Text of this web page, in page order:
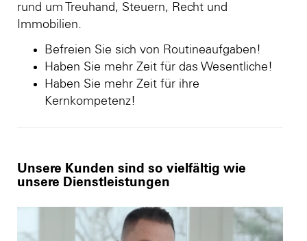
rund um Treuhand, Steuern, Recht und
Immobilien.
Befreien Sie sich von Routineaufgaben!
Haben Sie mehr Zeit für das Wesentliche!
Haben Sie mehr Zeit für ihre
Kernkompetenz!
Unsere Kunden sind so vielfältig wie
unsere Dienstleistungen